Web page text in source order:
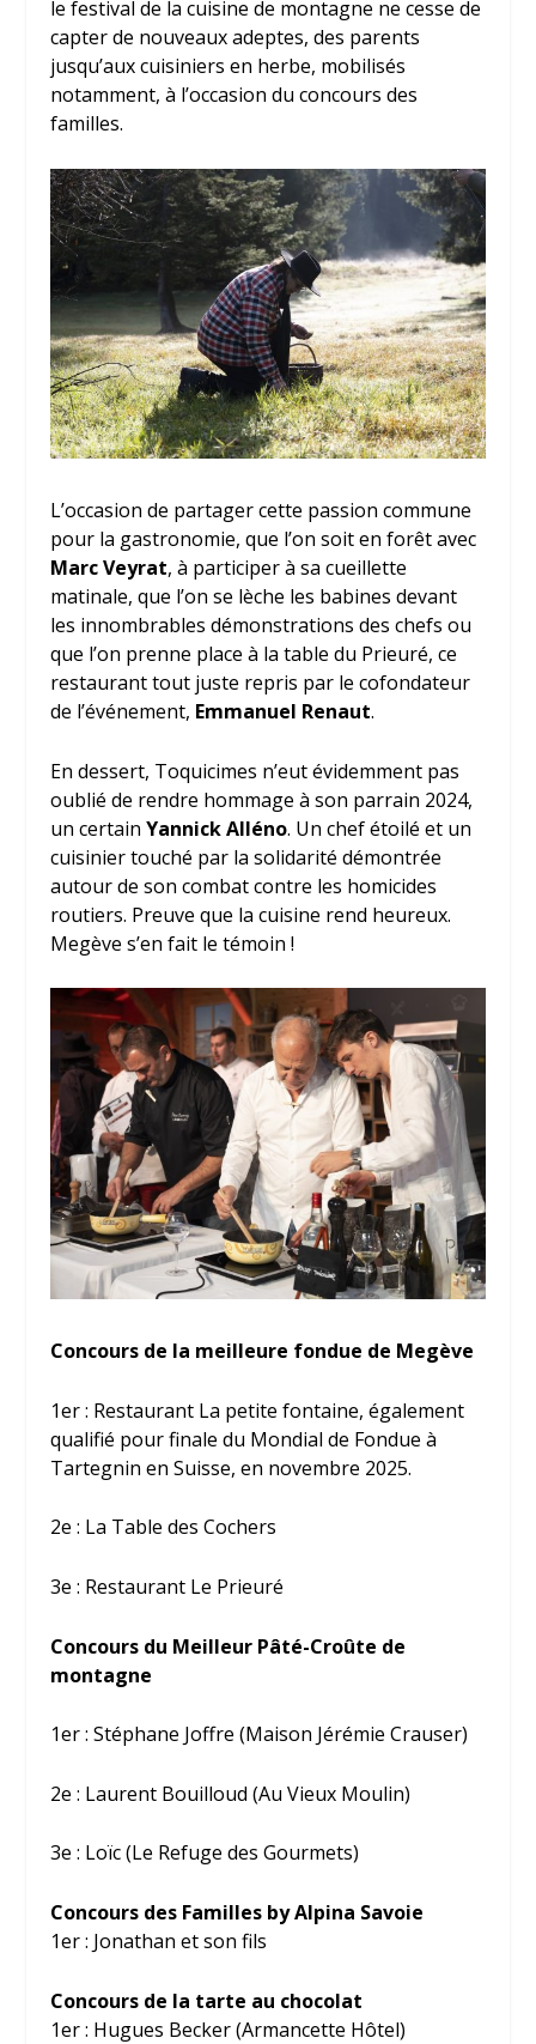
le festival de la cuisine de montagne ne cesse de
capter de nouveaux adeptes, des parents
jusqu’aux cuisiniers en herbe, mobilisés
notamment, à l’occasion du concours des
familles.
L’occasion de partager cette passion commune
pour la gastronomie, que l’on soit en forêt avec
Marc Veyrat, à participer à sa cueillette
matinale, que l’on se lèche les babines devant
les innombrables démonstrations des chefs ou
que l’on prenne place à la table du Prieuré, ce
restaurant tout juste repris par le cofondateur
de l’événement, Emmanuel Renaut.
En dessert, Toquicimes n’eut évidemment pas
oublié de rendre hommage à son parrain 2024,
un certainYannick Alléno. Un chef étoilé et un
cuisinier touché par la solidarité démontrée
autour de son combat contre les homicides
routiers. Preuve que la cuisine rend heureux.
Megève s’en fait le témoin !
Concours de la meilleure fondue de Megève
1er: Restaurant La petite fontaine, également
qualifié pour finale du Mondial de Fondue à
Tartegnin en Suisse, en novembre 2025.
2e : La Table des Cochers
3e : Restaurant Le Prieuré
Concours du Meilleur Pâté-Croûte de
montagne
1er: Stéphane Joffre (Maison Jérémie Crauser)
2e : Laurent Bouilloud (Au Vieux Moulin)
3e : Loïc (Le Refuge des Gourmets)
Concours des Familles by Alpina Savoie
1er: Jonathan et son fils
Concours de la tarte au chocolat
1er: Hugues Becker (Armancette Hôtel)